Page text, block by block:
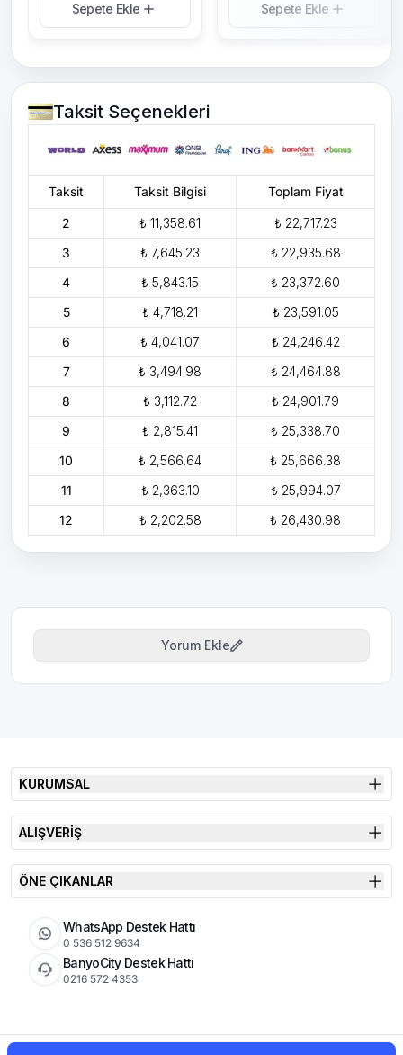
Sepete Ekle Sepete Ekle
Taksit Seçenekleri
Taksit Taksit Bilgisi Toplam Fiyat
2 ₺ 11,358.61
₺ 22,717.23
3
₺ 7,645.23
₺ 22,935.68
4
₺ 5,843.15
₺ 23,372.60
5
₺ 4,718.21
₺ 23,591.05
6
₺ 4,041.07
₺ 24,246.42
7
₺ 3,494.98
₺ 24,464.88
8
₺ 3,112.72
₺ 24,901.79
9
₺ 2,815.41
₺ 25,338.70
10
₺ 2,566.64
₺ 25,666.38
11
₺ 2,363.10
₺ 25,994.07
12
₺ 2,202.58 ₺ 26,430.98
Yorum Ekle
KURUMSAL
ALIŞVERİŞ
ÖNE ÇIKANLAR
WhatsApp Destek Hattı
0 536 512 9634
BanyoCity Destek Hattı
0216 572 4353